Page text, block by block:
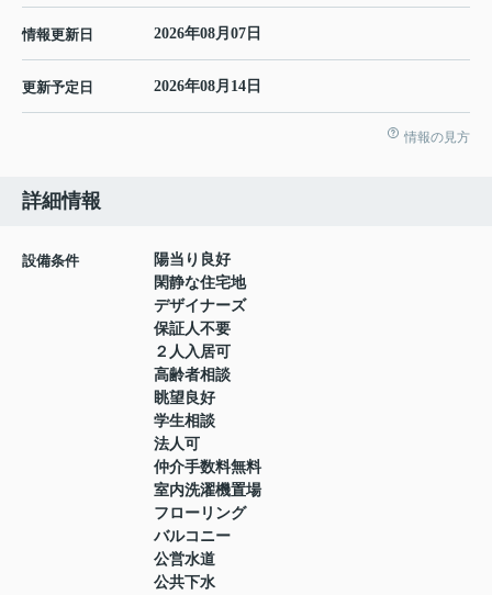
情報更新日 2026年08月07日
更新予定日 2026年08月14日
情報の見方
詳細情報
設備条件
陽当り良好
閑静な住宅地
デザイナーズ
保証人不要
２人入居可
高齢者相談
眺望良好
学生相談
法人可
仲介手数料無料
室内洗濯機置場
フローリング
バルコニー
公営水道
公共下水